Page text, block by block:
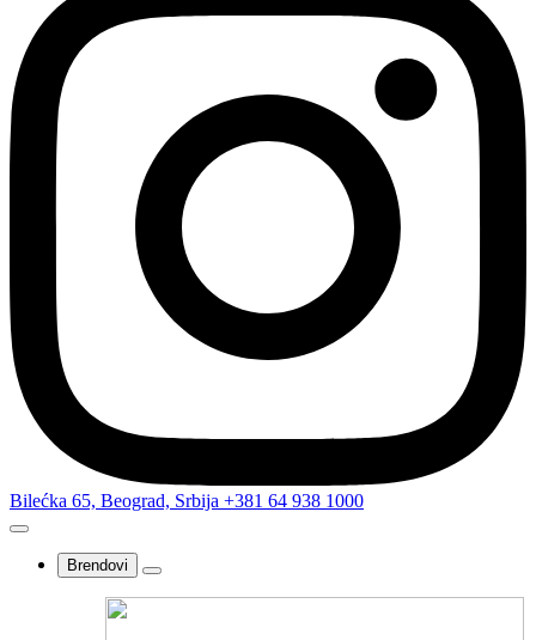
Bilećka 65, Beograd, Srbija +381 64 938 1000
Brendovi